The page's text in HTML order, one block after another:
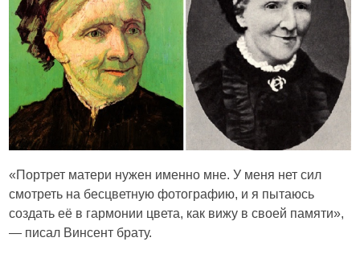
«Портрет матери нужен именно мне. У меня нет сил
смотреть на бесцветную фотографию, и я пытаюсь
создать её в гармонии цвета, как вижу в своей памяти»,
— писал Винсент брату.